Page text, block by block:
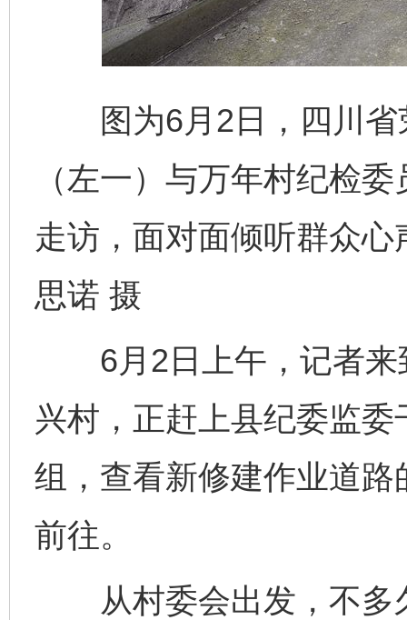
图为6月2日，四川省
（左一）与万年村纪检
走访，面对面倾听群众
思诺 摄
6月2日上午，记者来
兴村，正赶上县纪委监
组，查看新修建作业道
前往。
从村委会出发，不多